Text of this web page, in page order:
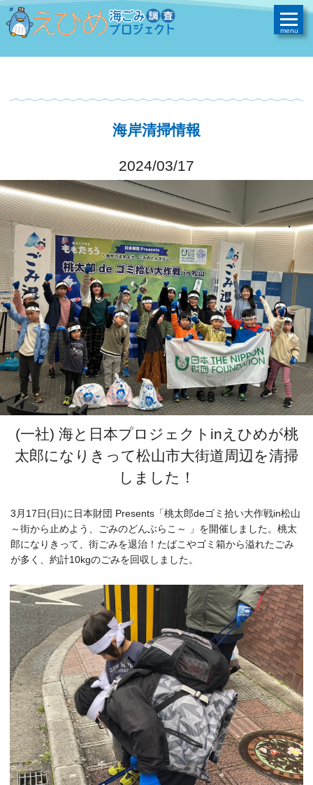
海岸清掃情報
2024/03/17
(一社) 海と日本プロジェクトinえひめが桃
太郎になりきって松山市大街道周辺を清掃
しました！
3月17日(日)に日本財団 Presents「桃太郎deゴミ拾い大作戦in松山
～街から止めよう、ごみのどんぶらこ～ 」を開催しました。桃太
郎になりきって、街ごみを退治！たばこやゴミ箱から溢れたごみ
が多く、約計10kgのごみを回収しました。